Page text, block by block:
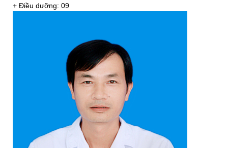
+ Điều dưỡng: 09